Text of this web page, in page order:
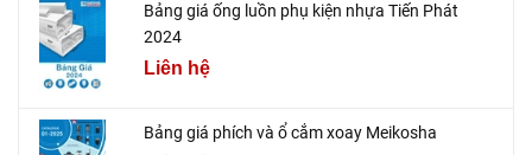
Bảng giá ống luồn phụ kiện nhựa Tiến Phát
2024
Liên hệ
Bảng giá phích và ổ cắm xoay Meikosha